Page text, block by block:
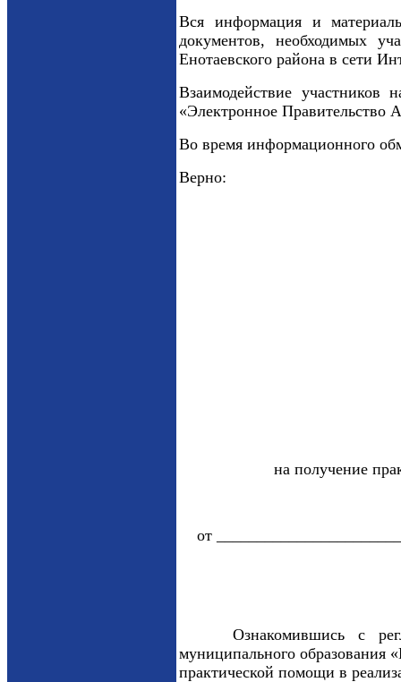
Вся информация и
документов, необходимых
Енотаевского района в сети
Взаимодействие
«Электронное Правительство
Во время информационного
Верно:
на получение
от
Ознакомившись с
муниципального образования
практической помощи в